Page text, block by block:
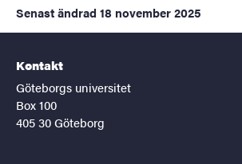
Senast ändrad 18 november 2025
Kontakt
Göteborgs universitet
Box 100
405 30 Göteborg